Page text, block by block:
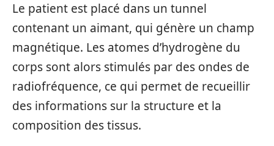
Le patient est placé dans un tunnel
contenant un aimant, qui génère un champ
magnétique. Les atomes d’hydrogène du
corps sont alors stimulés par des ondes de
radiofréquence, ce qui permet de recueillir
des informations sur la structure et la
composition des tissus.